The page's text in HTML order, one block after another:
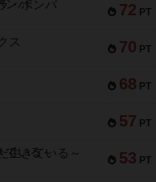
72 PT
・ボンバ
70 PT
ス
68 PT
57 PT
53 PT
きている～